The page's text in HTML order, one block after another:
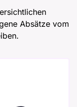
Absätze vom